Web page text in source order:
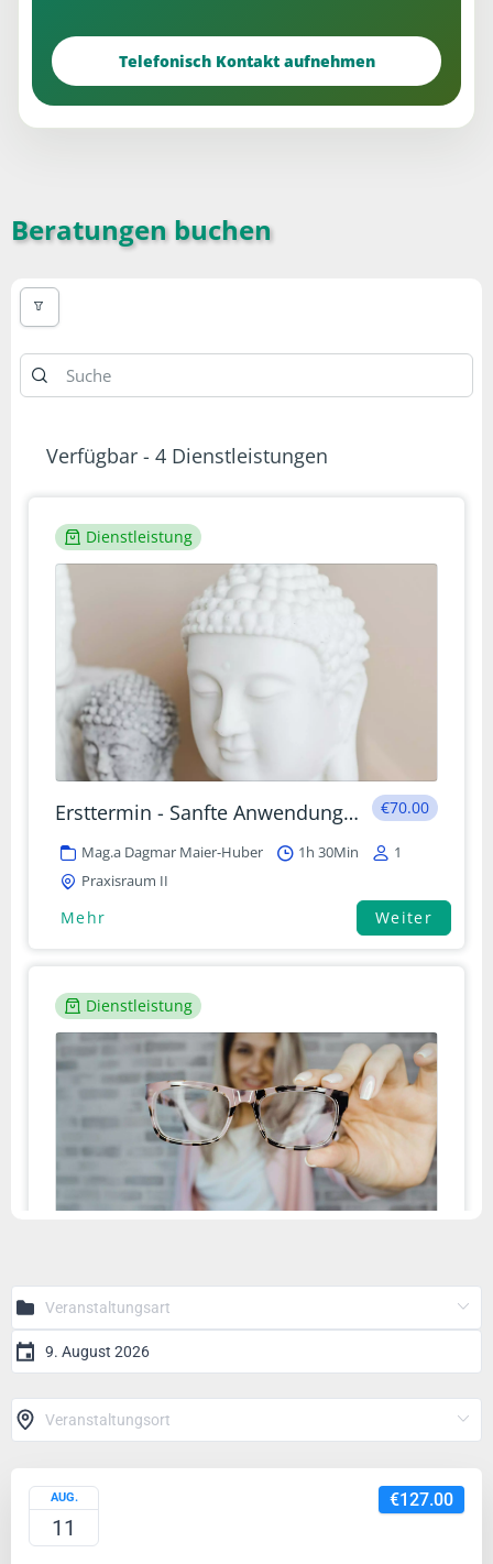
Telefonisch Kontakt aufnehmen
Beratungen buchen
Verfügbar - 4 Dienstleistungen
Dienstleistung
Ersttermin - Sanfte Anwendungen nach Traditioneller Tibetischer Medizin €70.00
Mag.a Dagmar Maier-Huber 1h 30Min
1
Praxisraum II
Mehr Weiter
Dienstleistung
Supervision
Mag.a Dagmar Maier-Huber
Praxisraum II
AUG.
11
€127.00